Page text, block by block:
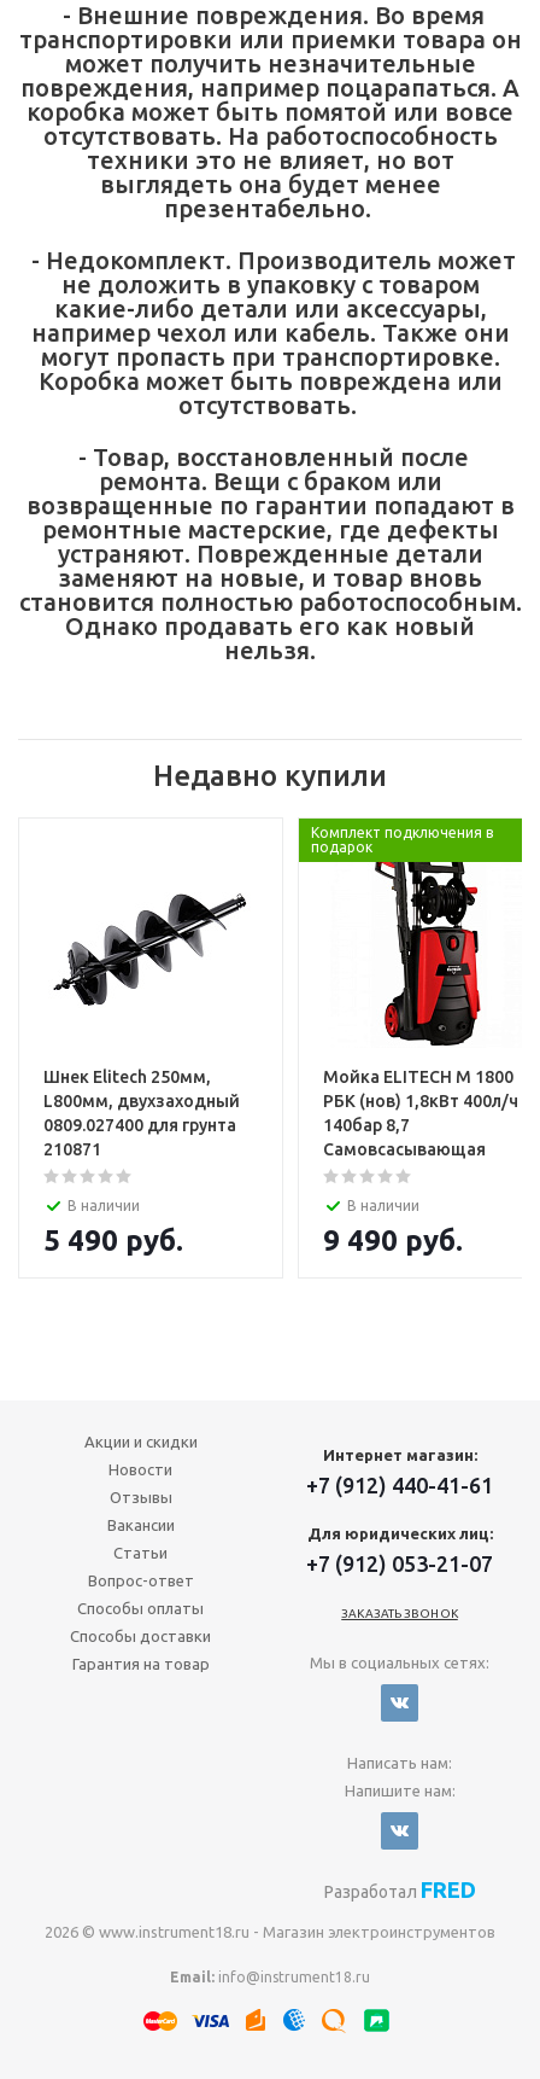
- Внешние повреждения. Во время
транспортировки или приемки товара он
может получить незначительные
повреждения, например поцарапаться. А
коробка может быть помятой или вовсе
отсутствовать. На работоспособность
техники это не влияет, но вот
выглядеть она будет менее
презентабельно.
- Недокомплект. Производитель может
не доложить в упаковку с товаром
какие-либо детали или аксессуары,
например чехол или кабель. Также они
могут пропасть при транспортировке.
Коробка может быть повреждена или
отсутствовать.
- Товар, восстановленный после
ремонта. Вещи с браком или
возвращенные по гарантии попадают в
ремонтные мастерские, где дефекты
устраняют. Поврежденные детали
заменяют на новые, и товар вновь
становится полностью работоспособным.
Однако продавать его как новый
нельзя.
Недавно купили
Шнек Elitech 250мм,
L800мм, двухзаходный
0809.027400 для грунта
210871
В наличии
5 490 руб.
Комплект подключения в
подарок
Мойка ELITECH М 1800
РБК (нов) 1,8кВт 400л/ч
140бар 8,7
Самовсасывающая
В наличии
9 490 руб.
Акции и скидки
Новости
Отзывы
Вакансии
Статьи
Вопрос-ответ
Способы оплаты
Способы доставки
Гарантия на товар
Интернет магазин:
+7 (912) 440-41-61
Для юридических лиц:
+7 (912) 053-21-07
ЗАКАЗАТЬ ЗВОНОК
Мы в социальных сетях:
Написать нам:
Напишите нам:
Разработал FRED
2026 © www.instrument18.ru - Магазин электроинструментов
Email: info@instrument18.ru